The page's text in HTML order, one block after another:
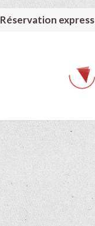
Réservation express